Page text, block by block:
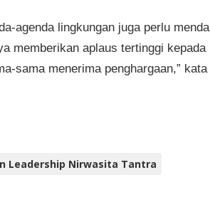
agenda lingkungan juga perlu
memberikan aplaus tertinggi kepada
sama menerima penghargaan,”
Leadership Nirwasita Tantra